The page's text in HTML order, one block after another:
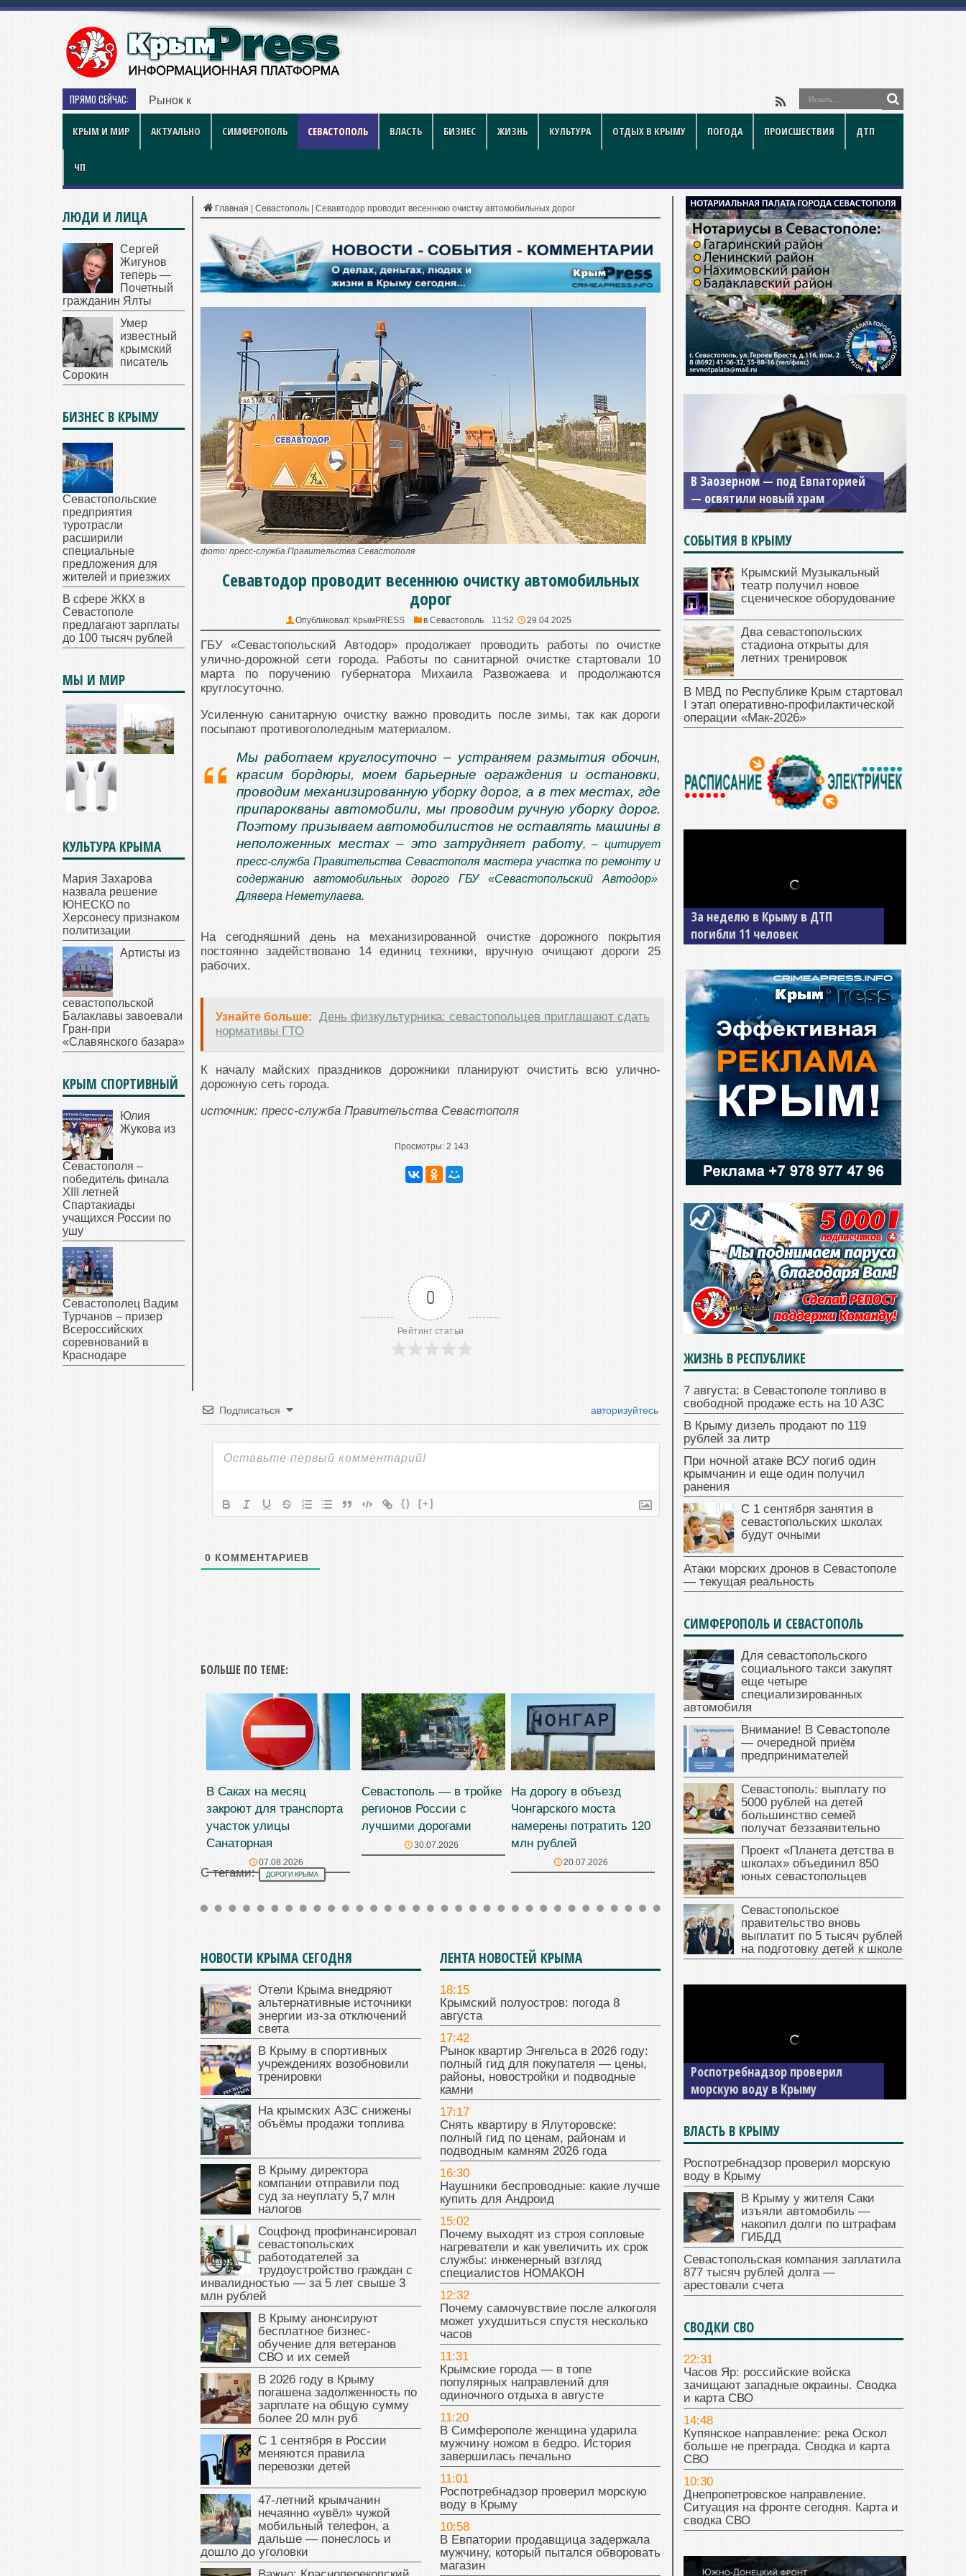
ПРЯМО СЕЙЧАС: Рынок квартир Энгельса в 2026 году: полный гид для покупа
КРЫМ И МИР АКТУАЛЬНО СИМФЕРОПОЛЬ СЕВАСТОПОЛЬ ВЛАСТЬ БИЗНЕС ЖИЗНЬ КУЛЬТУРА ОТДЫХ В КРЫМУ ПОГОДА ПРОИСШЕСТВИЯ ДТП
ЧП
Главная Севастополь Севавтодор проводит весеннюю очистку автомобильных дорог
фото: пресс-служба Правительства Севастополя
Севавтодор проводит весеннюю очистку автомобильных
дорог
Опубликовал: КрымPRESS в Севастополь 11:52 29.04.2025
ГБУ «Севастопольский Автодор» продолжает проводить работы по очистке
улично-дорожной сети города. Работы по санитарной очистке стартовали 10
марта по поручению губернатора Михаила Развожаева и продолжаются
круглосуточно.
Усиленную санитарную очистку важно проводить после зимы, так как дороги
посыпают противогололедным материалом.
Мы работаем круглосуточно – устраняем размытия обочин,
красим бордюры, моем барьерные ограждения и остановки,
проводим механизированную уборку дорог, а в тех местах, где
припарокваны автомобили, мы проводим ручную уборку дорог.
Поэтому призываем автомобилистов не оставлять машины в
неположенных местах – это затрудняет работу, – цитирует
пресс-служба Правительства Севастополя мастера участка по ремонту и
содержанию автомобильных дорого ГБУ «Севастопольский Автодор»
Длявера Неметулаева.
На сегодняшний день на механизированной очистке дорожного покрытия
постоянно задействовано 14 единиц техники, вручную очищают дороги 25
рабочих.
Узнайте больше:
День физкультурника: севастопольцев приглашают сдать
нормативы ГТО
К началу майских праздников дорожники планируют очистить всю улично-
дорожную сеть города.
источник: пресс-служба Правительства Севастополя
Просмотры: 2 143
0
Рейтинг статьи
Подписаться авторизуйтесь
{} [+]
0 КОММЕНТАРИЕВ
БОЛЬШЕ ПО ТЕМЕ:
В Саках на месяц
закроют для транспорта
участок улицы
Санаторная
07.08.2026
Севастополь — в тройке
регионов России с
лучшими дорогами
30.07.2026
На дорогу в объезд
Чонгарского моста
намерены потратить 120
млн рублей
20.07.2026
С тегами: ДОРОГИ КРЫМА
НОВОСТИ КРЫМА СЕГОДНЯ
Отели Крыма внедряют
альтернативные источники
энергии из-за отключений
света
В Крыму в спортивных
учреждениях возобновили
тренировки
На крымских АЗС снижены
объёмы продажи топлива
В Крыму директора
компании отправили под
суд за неуплату 5,7 млн
налогов
Соцфонд профинансировал
севастопольских
работодателей за
трудоустройство граждан с
инвалидностью — за 5 лет свыше 3
млн рублей
В Крыму анонсируют
бесплатное бизнес-
обучение для ветеранов
СВО и их семей
В 2026 году в Крыму
погашена задолженность по
зарплате на общую сумму
более 20 млн руб
С 1 сентября в России
меняются правила
перевозки детей
47‑летний крымчанин
нечаянно «увёл» чужой
мобильный телефон, а
дальше — понеслось и
дошло до уголовки
ЛЕНТА НОВОСТЕЙ КРЫМА
18:15
Крымский полуостров: погода 8
августа
17:42
Рынок квартир Энгельса в 2026 году:
полный гид для покупателя — цены,
районы, новостройки и подводные
камни
17:17
Снять квартиру в Ялуторовске:
полный гид по ценам, районам и
подводным камням 2026 года
16:30
Наушники беспроводные: какие лучше
купить для Андроид
15:02
Почему выходят из строя сопловые
нагреватели и как увеличить их срок
службы: инженерный взгляд
специалистов НОМАКОН
12:32
Почему самочувствие после алкоголя
может ухудшиться спустя несколько
часов
11:31
Крымские города — в топе
популярных направлений для
одиночного отдыха в августе
11:20
В Симферополе женщина ударила
мужчину ножом в бедро. История
завершилась печально
11:01
Роспотребнадзор проверил морскую
воду в Крыму
10:58
В Евпатории продавщица задержала
мужчину, который пытался обворовать
магазин
ЛЮДИ И ЛИЦА
Сергей
Жигунов
теперь —
Почетный
гражданин Ялты
Умер
известный
крымский
писатель
Сорокин
БИЗНЕС В КРЫМУ
Севастопольские
предприятия
туротрасли
расширили
специальные
предложения для
жителей и приезжих
В сфере ЖКХ в
Севастополе
предлагают зарплаты
до 100 тысяч рублей
МЫ И МИР
КУЛЬТУРА КРЫМА
Мария Захарова
назвала решение
ЮНЕСКО по
Херсонесу признаком
политизации
Артисты из
севастопольской
Балаклавы завоевали
Гран-при
«Славянского базара»
КРЫМ СПОРТИВНЫЙ
Юлия
Жукова из
Севастополя –
победитель финала
XIII летней
Спартакиады
учащихся России по
ушу
Севастополец Вадим
Турчанов – призер
Всероссийских
соревнований в
Краснодаре
В Заозерном — под Евпаторией
— освятили новый храм
СОБЫТИЯ В КРЫМУ
Крымский Музыкальный
театр получил новое
сценическое оборудование
Два севастопольских
стадиона открыты для
летних тренировок
В МВД по Республике Крым стартовал
I этап оперативно‑профилактической
операции «Мак‑2026»
За неделю в Крыму в ДТП
погибли 11 человек
ЖИЗНЬ В РЕСПУБЛИКЕ
7 августа: в Севастополе топливо в
свободной продаже есть на 10 АЗС
В Крыму дизель продают по 119
рублей за литр
При ночной атаке ВСУ погиб один
крымчанин и еще один получил
ранения
С 1 сентября занятия в
севастопольских школах
будут очными
Атаки морских дронов в Севастополе
— текущая реальность
СИМФЕРОПОЛЬ И СЕВАСТОПОЛЬ
Для севастопольского
социального такси закупят
еще четыре
специализированных
автомобиля
Внимание! В Севастополе
— очередной приём
предпринимателей
Севастополь: выплату по
5000 рублей на детей
большинство семей
получат беззаявительно
Проект «Планета детства в
школах» объединил 850
юных севастопольцев
Севастопольское
правительство вновь
выплатит по 5 тысяч рублей
на подготовку детей к школе
Роспотребнадзор проверил
морскую воду в Крыму
ВЛАСТЬ В КРЫМУ
Роспотребнадзор проверил морскую
воду в Крыму
В Крыму у жителя Саки
изъяли автомобиль —
накопил долги по штрафам
ГИБДД
Севастопольская компания заплатила
877 тысяч рублей долга —
арестовали счета
СВОДКИ СВО
22:31
Часов Яр: российские войска
зачищают западные окраины. Сводка
и карта СВО
14:48
Купянское направление: река Оскол
больше не преграда. Сводка и карта
СВО
10:30
Днепропетровское направление.
Ситуация на фронте сегодня. Карта и
сводка СВО